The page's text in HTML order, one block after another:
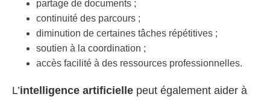
partage de documents ;
continuité des parcours ;
diminution de certaines tâches répétitives ;
soutien à la coordination ;
accès facilité à des ressources professionnelles.
L’intelligence artificielle peut également aider à